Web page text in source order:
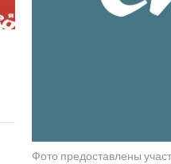
Фото предоставлены